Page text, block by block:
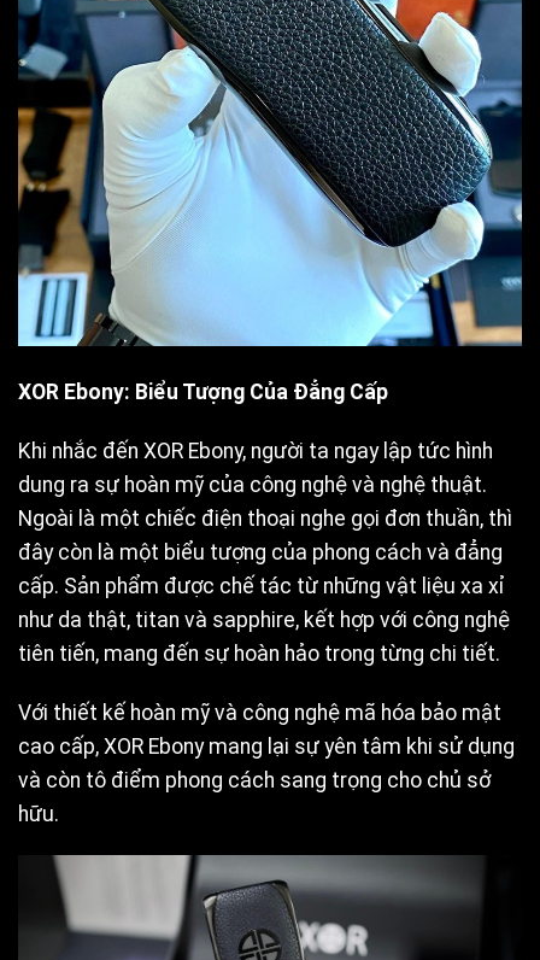
XOR Ebony: Biểu Tượng Của Đẳng Cấp
Khi nhắc đến XOR Ebony, người ta ngay lập tức hình
dung ra sự hoàn mỹ của công nghệ và nghệ thuật.
Ngoài là một chiếc điện thoại nghe gọi đơn thuần, thì
đây còn là một biểu tượng của phong cách và đẳng
cấp. Sản phẩm được chế tác từ những vật liệu xa xỉ
như da thật, titan và sapphire, kết hợp với công nghệ
tiên tiến, mang đến sự hoàn hảo trong từng chi tiết.
Với thiết kế hoàn mỹ và công nghệ mã hóa bảo mật
cao cấp, XOR Ebony mang lại sự yên tâm khi sử dụng
và còn tô điểm phong cách sang trọng cho chủ sở
hữu.